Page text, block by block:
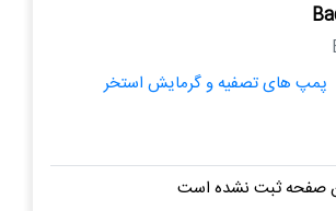
پمپ های تصفیه و گرمایش استخر
صفحه ثبت نشده است